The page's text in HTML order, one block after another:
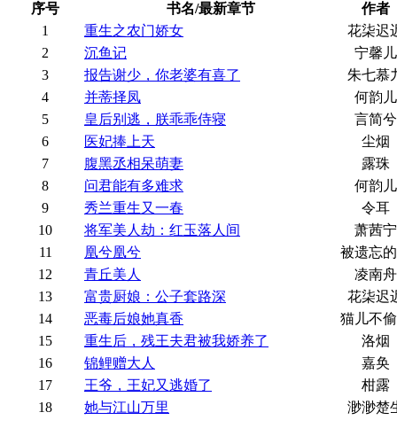
序号 书名/最新章节
作者
1
重生之农门娇女
花柒迟
2
沉鱼记
宁馨儿
3
报告谢少，你老婆有喜了
朱七慕
4
并蒂择凤
何韵儿
5
皇后别逃，朕乖乖侍寝
言简兮
6
医妃捧上天
尘烟
7
腹黑丞相呆萌妻
露珠
8
问君能有多难求
何韵儿
9
秀兰重生又一春
令耳
10
将军美人劫：红玉落人间
萧茜宁
11
凰兮凰兮
被遗忘
12
青丘美人
凌南舟
13
富贵厨娘：公子套路深
花柒迟
14
恶毒后娘她真香
猫儿不
15
重生后，残王夫君被我娇养了
洛烟
16
锦鲤赠大人
嘉奂
17
王爷，王妃又逃婚了
柑露
18
她与江山万里 渺渺楚